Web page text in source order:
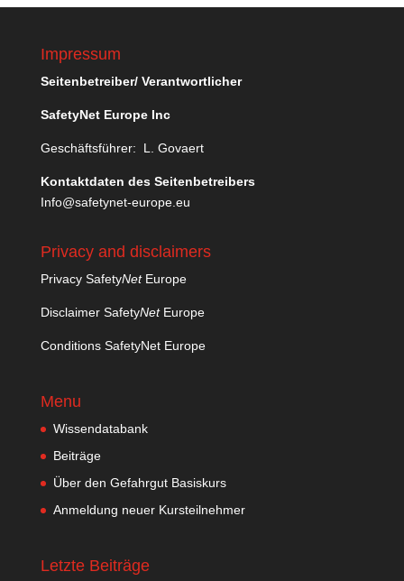
Impressum
Seitenbetreiber/ Verantwortlicher
SafetyNet Europe Inc
Geschäftsführer: L. Govaert
Kontaktdaten des Seitenbetreibers
Info@safetynet-europe.eu
Privacy and disclaimers
Privacy SafetyNetEurope
Disclaimer SafetyNetEurope
Conditions SafetyNet Europe
Menu
Wissendatabank
Beiträge
Über den Gefahrgut Basiskurs
Anmeldung neuer Kursteilnehmer
Letzte Beiträge